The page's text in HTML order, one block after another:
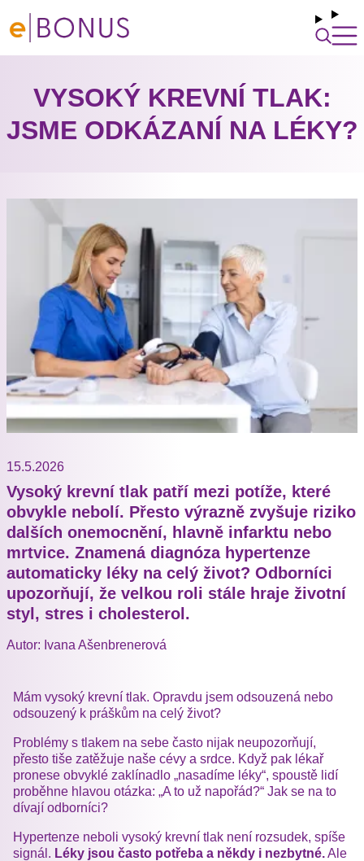
VYSOKÝ KREVNÍ TLAK:
JSME ODKÁZANÍ NA LÉKY?
15.5.2026
Vysoký krevní tlak patří mezi potíže, které
obvykle nebolí. Přesto výrazně zvyšuje riziko
dalších onemocnění, hlavně infarktu nebo
mrtvice. Znamená diagnóza hypertenze
automaticky léky na celý život? Odborníci
upozorňují, že velkou roli stále hraje životní
styl, stres i cholesterol.
Autor: Ivana Ašenbrenerová
Mám vysoký krevní tlak. Opravdu jsem odsouzená nebo
odsouzený k práškům na celý život?
Problémy s tlakem na sebe často nijak neupozorňují,
přesto tiše zatěžuje naše cévy a srdce. Když pak lékař
pronese obvyklé zaklínadlo „nasadíme léky“, spoustě lidí
proběhne hlavou otázka: „A to už napořád?“ Jak se na to
dívají odborníci?
Hypertenze neboli vysoký krevní tlak není rozsudek, spíše
signál. Léky jsou často potřeba a někdy i nezbytné.Ale